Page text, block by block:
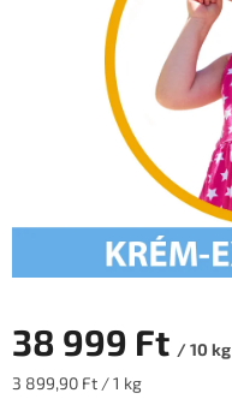
csillag.
38 999 Ft / 10 kg
Egységár:
3 899,90 Ft / 1 kg